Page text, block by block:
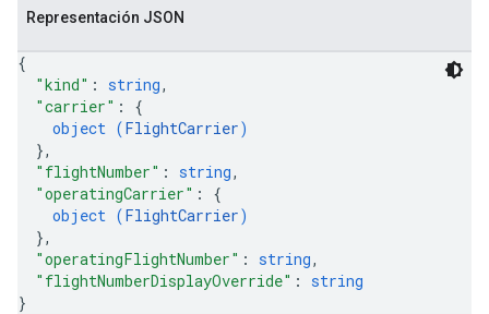
Representación JSON
{
"kind" : string,
"carrier" : {
object (FlightCarrier)
},
"flightNumber" : string,
"operatingCarrier" : {
object (FlightCarrier)
},
"operatingFlightNumber" : string,
"flightNumberDisplayOverride" : string
}